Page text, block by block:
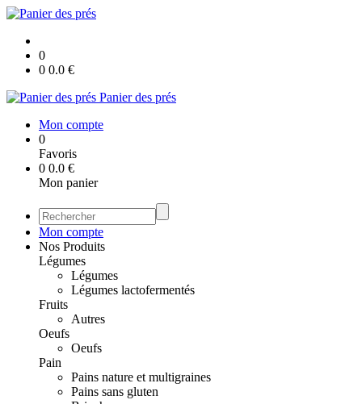
0
0 0.0 €
Panier des prés
Mon compte
0
Favoris
0 0.0 €
Mon panier
Mon compte
Nos Produits
Légumes
Légumes
Légumes lactofermentés
Fruits
Autres
Oeufs
Oeufs
Pain
Pains nature et multigraines
Pains sans gluten